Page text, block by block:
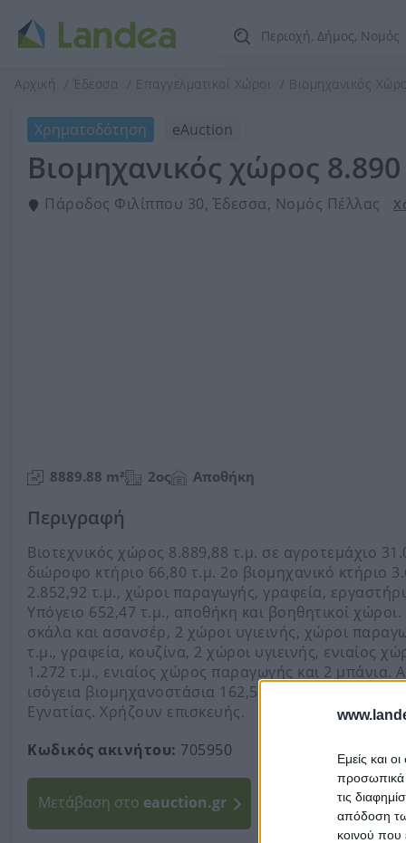
Εμείς και
προσωπικά
τις
απόδοση
κοινού που
Αρχική Έδεσσα Επαγγελματικοί Χώροι Βιομηχανικός
Χρηματοδότηση eAuction
Βιομηχανικός χώρος
Πάροδος Φιλίππου 30, Έδεσσα, Νομός Πέλλας
8889.88 m² 2ος Αποθήκη
Περιγραφή
Βιοτεχνικός χώρος 8.889,88 τ.μ. σε αγροτεμάχιο
διώροφο κτήριο 66,80 τ.μ. 2ο βιομηχανικό κτήριο
2.852,92 τ.μ., χώροι παραγωγής, γραφεία,
Υπόγειο 652,47 τ.μ., αποθήκη και βοηθητικοί
σκάλα και ασανσέρ, 2 χώροι υγιεινής, χώροι
τ.μ., γραφεία, κουζίνα, 2 χώροι υγιεινής, ενιαίος
1.272 τ.μ., ενιαίος χώρος παραγωγής και 2 μπάνια.
ισόγεια βιομηχανοστάσια 162,50 τ.μ. και 16,94
Εγνατίας. Χρήζουν επισκευής.
Κωδικός ακινήτου: 705950
Μετάβαση στο eauction.gr
Ο
διενέργειας
Περισσότερα